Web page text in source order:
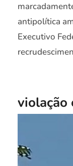
antipolítica
Executivo
violação